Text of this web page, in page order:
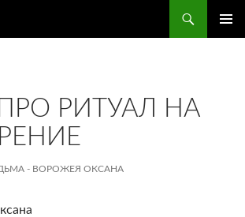
РИТУАЛ НА
- ВОРОЖЕЯ ОКСАНА